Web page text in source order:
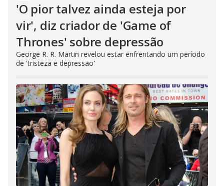
'O pior talvez ainda esteja por
vir', diz criador de 'Game of
Thrones' sobre depressão
George R. R. Martin revelou estar enfrentando um período
de 'tristeza e depressão'